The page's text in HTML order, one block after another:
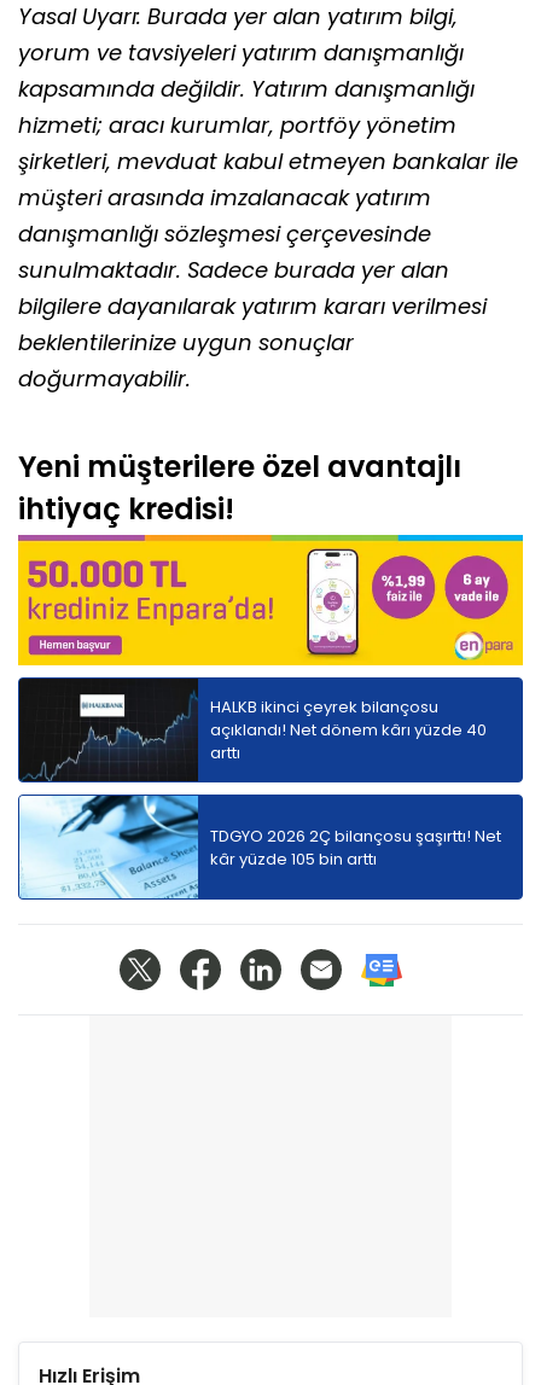
Yasal Uyarı: Burada yer alan yatırım bilgi,
yorum ve tavsiyeleri yatırım danışmanlığı
kapsamında değildir. Yatırım danışmanlığı
hizmeti; aracı kurumlar, portföy yönetim
şirketleri, mevduat kabul etmeyen bankalar ile
müşteri arasında imzalanacak yatırım
danışmanlığı sözleşmesi çerçevesinde
sunulmaktadır. Sadece burada yer alan
bilgilere dayanılarak yatırım kararı verilmesi
beklentilerinize uygun sonuçlar
doğurmayabilir.
Yeni müşterilere özel avantajlı
ihtiyaç kredisi!
HALKB ikinci çeyrek bilançosu
açıklandı! Net dönem kârı yüzde 40
arttı
TDGYO 2026 2Ç bilançosu şaşırttı! Net
kâr yüzde 105 bin arttı
Hızlı Erişim